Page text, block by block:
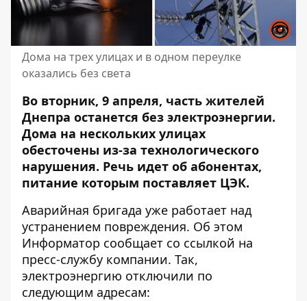
Дома на трех улицах и в одном переулке
оказались без света
Во вторник, 9 апреля, часть жителей
Днепра останется без электроэнергии.
Дома на нескольких улицах
обесточены из-за технологического
нарушения. Речь идет об абонентах,
питание которым поставляет ЦЭК.
Аварийная бригада уже работает над
устранением повреждения. Об этом
Информатор сообщает со ссылкой на
пресс-службу компании. Так,
электроэнергию отключили по
следующим адресам: